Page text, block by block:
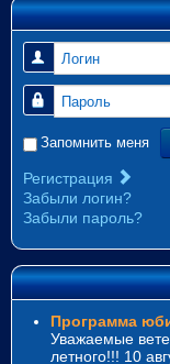
Логин
Пароль
Запомнить меня
Регистрация
Забыли логин?
Забыли пароль?
Программа
Уважаемые
летного!!! 10